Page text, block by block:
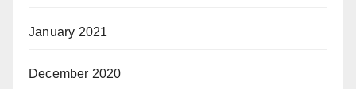
January 2021
December 2020